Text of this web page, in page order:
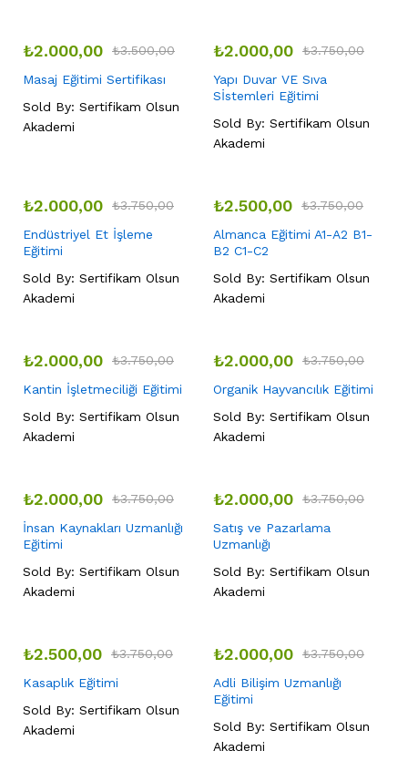
₺2.000,00 ₺3.500,00
Masaj Eğitimi Sertifikası
Sold By: Sertifikam Olsun
Akademi
₺2.000,00 ₺3.750,00
Yapı Duvar VE Sıva
Sİstemleri Eğitimi
Sold By: Sertifikam Olsun
Akademi
₺2.000,00 ₺3.750,00
Endüstriyel Et İşleme
Eğitimi
Sold By: Sertifikam Olsun
Akademi
₺2.500,00 ₺3.750,00
Almanca Eğitimi A1-A2 B1-
B2 C1-C2
Sold By: Sertifikam Olsun
Akademi
₺2.000,00 ₺3.750,00
Kantin İşletmeciliği Eğitimi
Sold By: Sertifikam Olsun
Akademi
₺2.000,00 ₺3.750,00
Organik Hayvancılık Eğitimi
Sold By: Sertifikam Olsun
Akademi
₺2.000,00 ₺3.750,00
İnsan Kaynakları Uzmanlığı
Eğitimi
Sold By: Sertifikam Olsun
Akademi
₺2.000,00 ₺3.750,00
Satış ve Pazarlama
Uzmanlığı
Sold By: Sertifikam Olsun
Akademi
₺2.500,00 ₺3.750,00
Kasaplık Eğitimi
Sold By: Sertifikam Olsun
Akademi
₺2.000,00 ₺3.750,00
Adli Bilişim Uzmanlığı
Eğitimi
Sold By: Sertifikam Olsun
Akademi